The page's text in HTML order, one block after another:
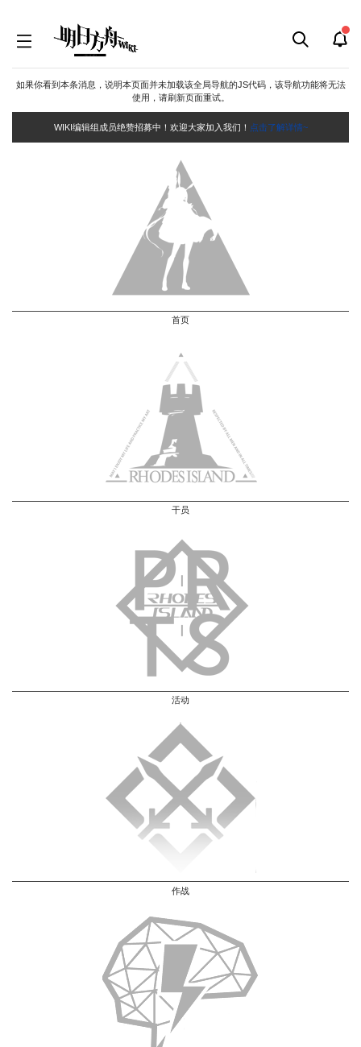
如果你看到本条消息，说明本页面并未加载该全局导航的JS代码，该导航功能将无法
使用，请刷新页面重试。
WIKI编辑组成员绝赞招募中！欢迎大家加入我们！ 点击了解详情~
首页
干员
活动
作战